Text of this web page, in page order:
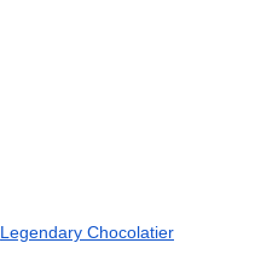
Legendary Chocolatier